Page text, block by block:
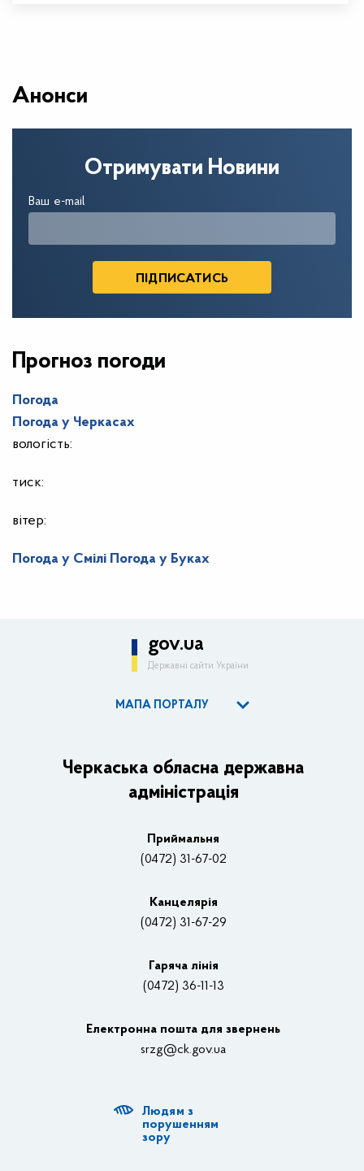
Анонси
Отримувати Новини
Ваш e-mail
Прогноз погоди
Погода
Погода у Черкасах
вологість:
тиск:
вітер:
Погода у Смілі Погода у Буках
gov.ua
Державні сайти України
МАПА ПОРТАЛУ
Керівництво адміністрації
Основні завдання та нормативно-правові засади
Нагороди
Контакти
Відеотрансляції
Структурні підрозділи ОДА
Діяльність ОДА
Черкаська обласна державна
адміністрація
Приймальня
(0472) 31-67-02
Канцелярiя
(0472) 31-67-29
Гаряча лінія
(0472) 36-11-13
Електронна пошта для звернень
srzg@ck.gov.ua
Людям з
порушенням
зору